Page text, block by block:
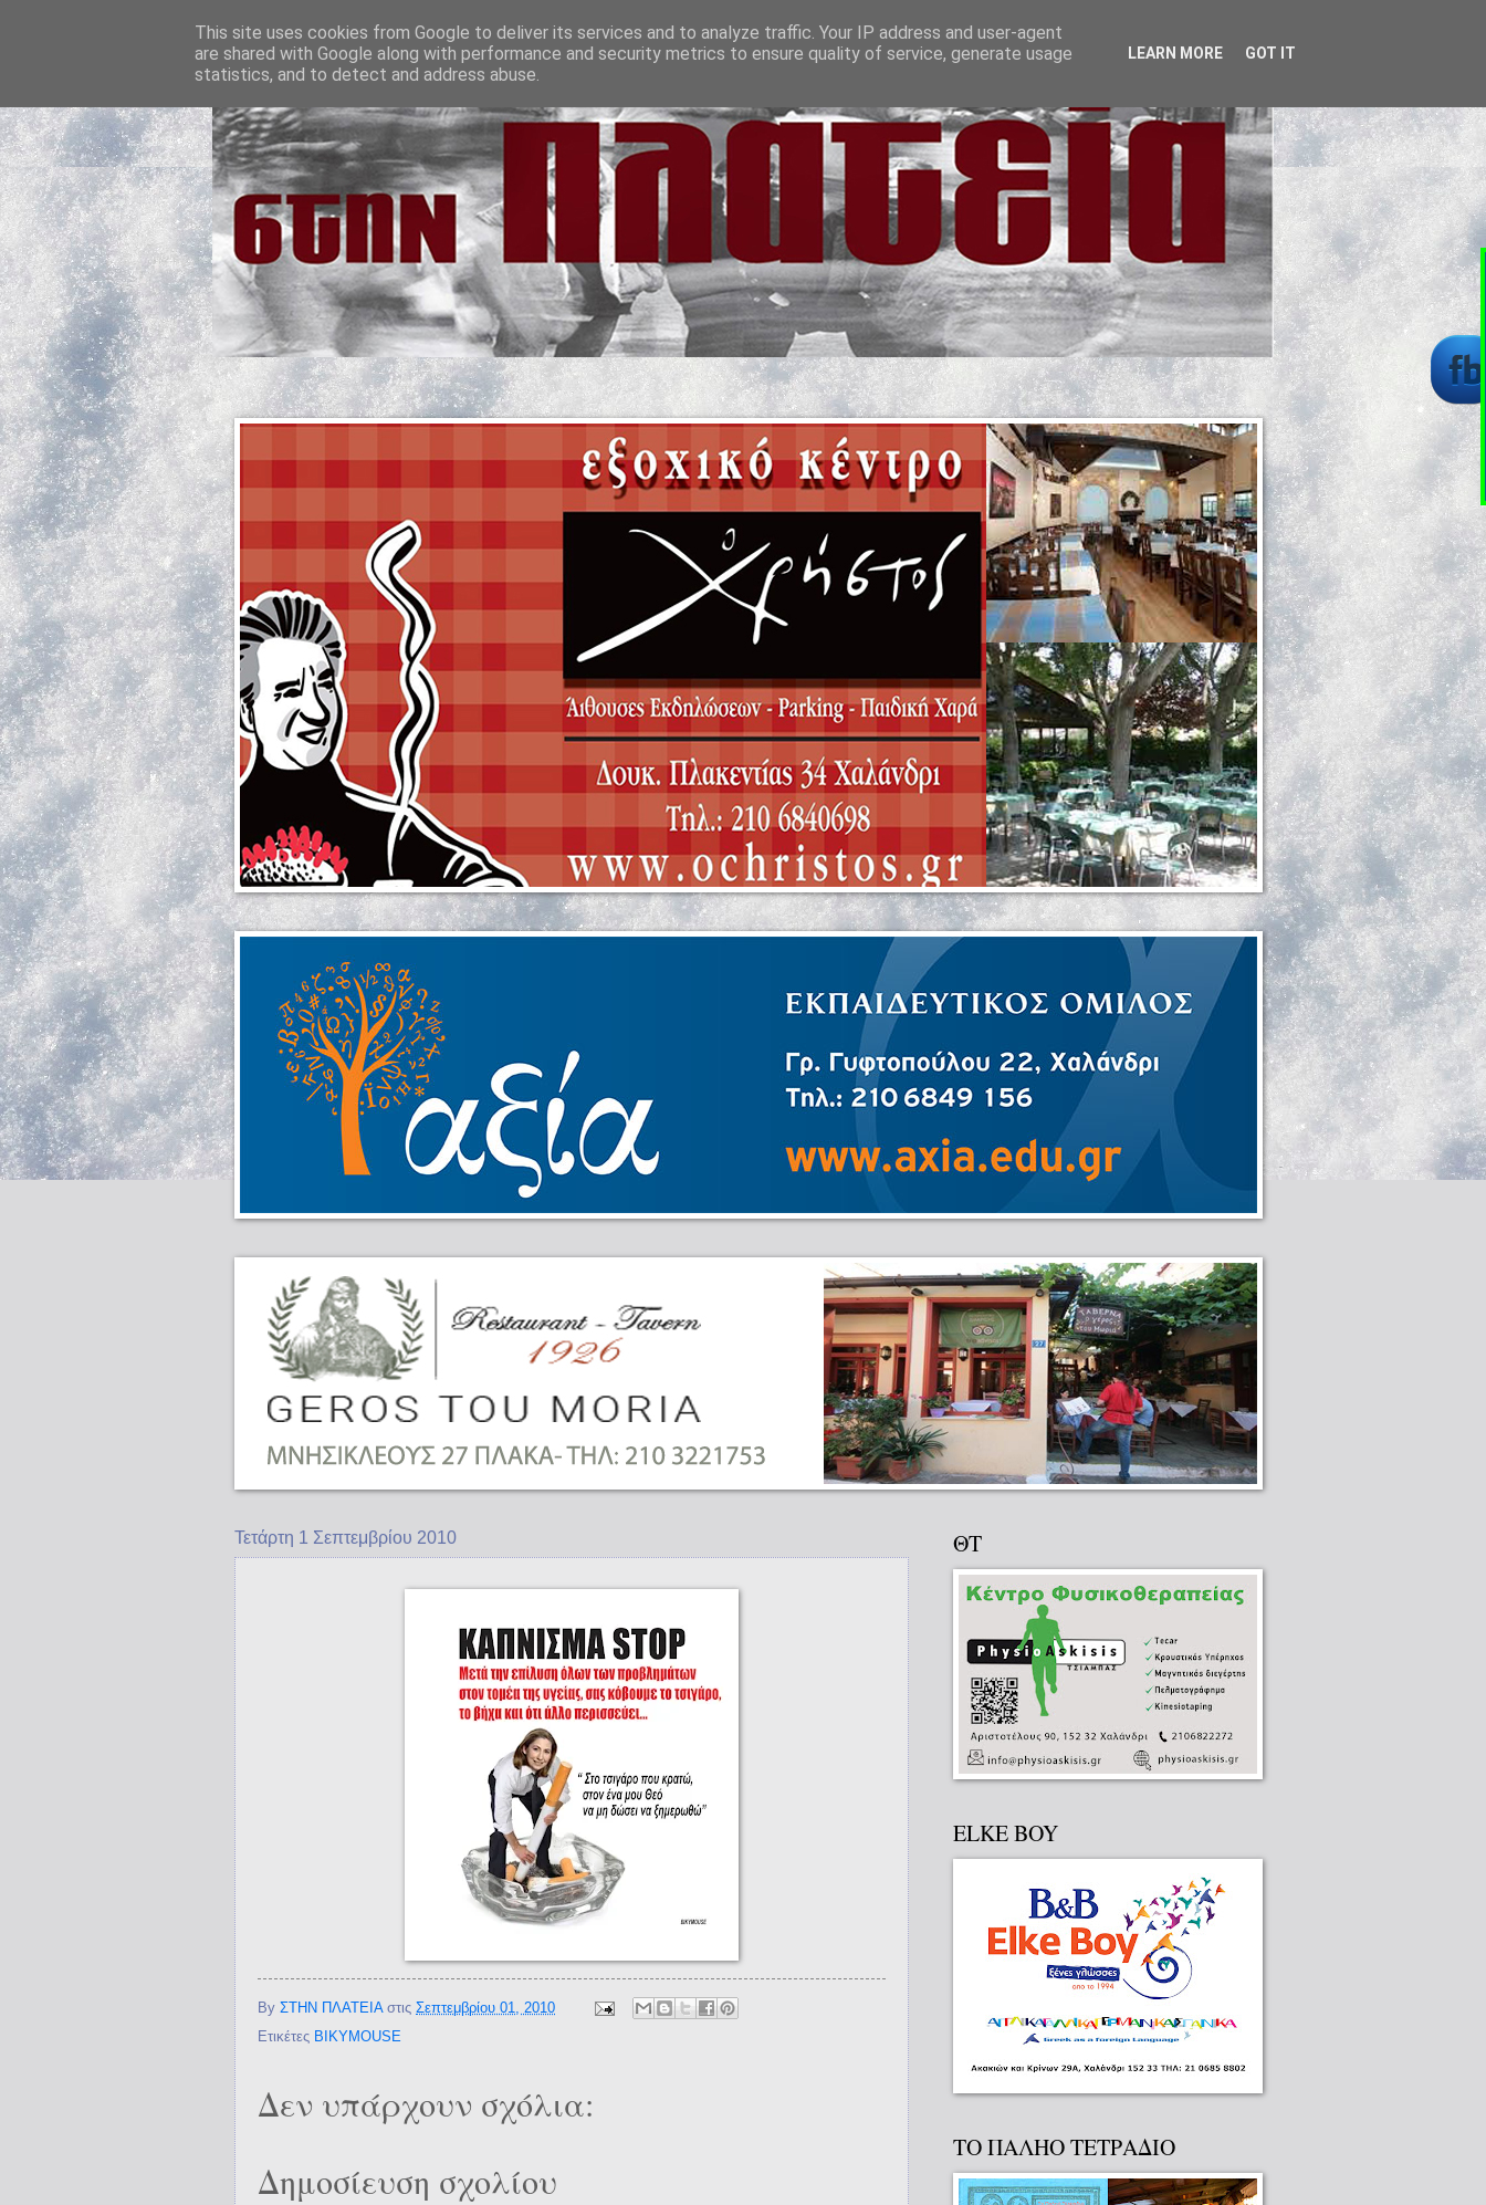
Τετάρτη 1 Σεπτεμβρίου 2010
By ΣΤΗΝ ΠΛΑΤΕΙΑ στις Σεπτεμβρίου 01, 2010
Ετικέτες BIKYMOUSE
Δεν υπάρχουν σχόλια:
Δημοσίευση σχολίου
ΘΤ
ELKE BOY
ΤΟ ΠΑΛΗΟ ΤΕΤΡΑΔΙΟ
This site uses cookies from Google to deliver its services and to analyze traffic. Your IP address and user-agent
are shared with Google along with performance and security metrics to ensure quality of service, generate usage
statistics, and to detect and address abuse.
LEARN MORE GOT IT